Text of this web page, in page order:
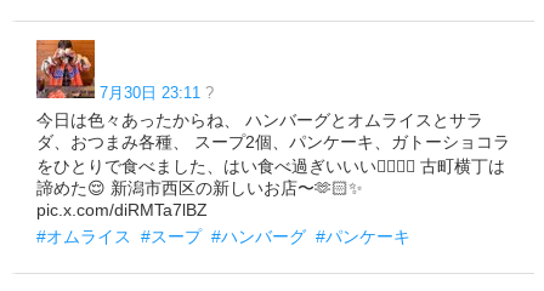
7月30日 23:11 ?
今日は色々あったからね、 ハンバーグとオムライスとサラ
ダ、おつまみ各種、 スープ2個、パンケーキ、ガトーショコラ
をひとりで食べました、はい食べ過ぎいいい🙂‍↕️🙂‍↕️ 古町横丁は
諦めた😌 新潟市西区の新しいお店〜🫶🏻✨
pic.x.com/diRMTa7lBZ
#オムライス
#スープ #ハンバーグ #パンケーキ